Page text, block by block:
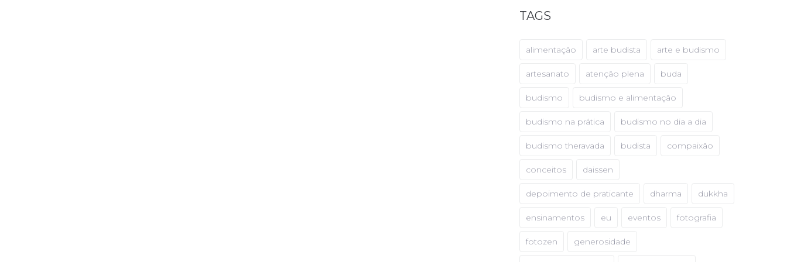
TAGS
alimentação arte budista arte e budismo
artesanato atenção plena buda
budismo budismo e alimentação
budismo na prática budismo no dia a dia
budismo theravada budista compaixão
conceitos daissen
depoimento de praticante dharma dukkha
ensinamentos eu eventos fotografia
fotozen generosidade